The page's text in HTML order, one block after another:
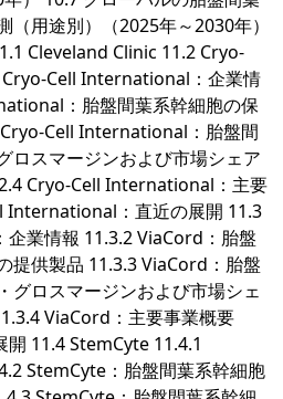
（用途別）（2025年～2030年）
Cleveland Clinic 11.2 Cryo-
Cell International：企業情
：胎盤間葉系幹細胞の保
Cell International：胎盤間
ロスマージンおよび市場シェア
Cryo-Cell International：主要
International：直近の展開 11.3
業情報 11.3.2 ViaCord：胎盤
提供製品 11.3.3 ViaCord：胎盤
グロスマージンおよび市場シェ
ViaCord：主要事業概要
11.4 StemCyte 11.4.1
StemCyte：胎盤間葉系幹細胞